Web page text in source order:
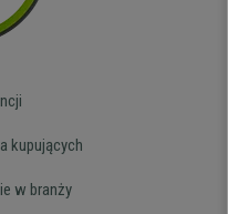
kupujących
w branży